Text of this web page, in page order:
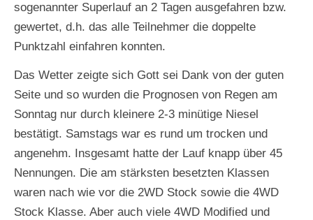
sogenannter Superlauf an 2 Tagen ausgefahren bzw.
gewertet, d.h. das alle Teilnehmer die doppelte
Punktzahl einfahren konnten.
Das Wetter zeigte sich Gott sei Dank von der guten
Seite und so wurden die Prognosen von Regen am
Sonntag nur durch kleinere 2-3 minütige Niesel
bestätigt. Samstags war es rund um trocken und
angenehm. Insgesamt hatte der Lauf knapp über 45
Nennungen. Die am stärksten besetzten Klassen
waren nach wie vor die 2WD Stock sowie die 4WD
Stock Klasse. Aber auch viele 4WD Modified und